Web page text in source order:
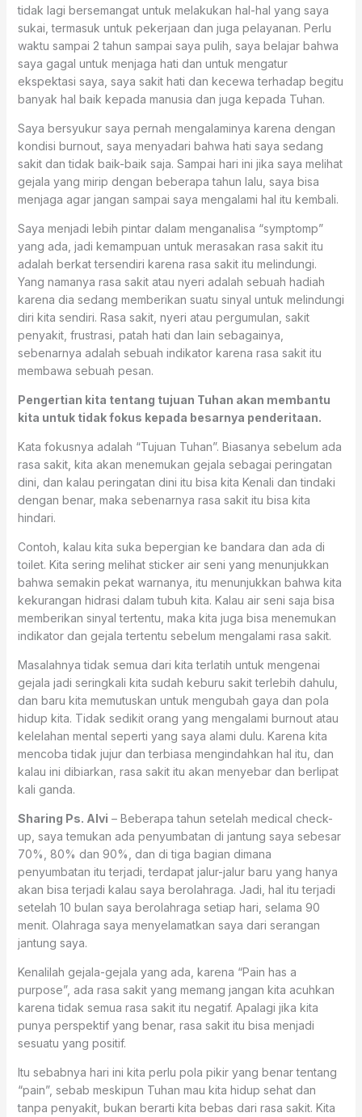
tidak lagi bersemangat untuk melakukan hal-hal yang saya
sukai, termasuk untuk pekerjaan dan juga pelayanan. Perlu
waktu sampai 2 tahun sampai saya pulih, saya belajar bahwa
saya gagal untuk menjaga hati dan untuk mengatur
ekspektasi saya, saya sakit hati dan kecewa terhadap begitu
banyak hal baik kepada manusia dan juga kepada Tuhan.
Saya bersyukur saya pernah mengalaminya karena dengan
kondisi burnout, saya menyadari bahwa hati saya sedang
sakit dan tidak baik-baik saja. Sampai hari ini jika saya melihat
gejala yang mirip dengan beberapa tahun lalu, saya bisa
menjaga agar jangan sampai saya mengalami hal itu kembali.
Saya menjadi lebih pintar dalam menganalisa “symptomp”
yang ada, jadi kemampuan untuk merasakan rasa sakit itu
adalah berkat tersendiri karena rasa sakit itu melindungi.
Yang namanya rasa sakit atau nyeri adalah sebuah hadiah
karena dia sedang memberikan suatu sinyal untuk melindungi
diri kita sendiri. Rasa sakit, nyeri atau pergumulan, sakit
penyakit, frustrasi, patah hati dan lain sebagainya,
sebenarnya adalah sebuah indikator karena rasa sakit itu
membawa sebuah pesan.
Pengertian kita tentang tujuan Tuhan akan membantu
kita untuk tidak fokus kepada besarnya penderitaan.
Kata fokusnya adalah “Tujuan Tuhan”. Biasanya sebelum ada
rasa sakit, kita akan menemukan gejala sebagai peringatan
dini, dan kalau peringatan dini itu bisa kita Kenali dan tindaki
dengan benar, maka sebenarnya rasa sakit itu bisa kita
hindari.
Contoh, kalau kita suka bepergian ke bandara dan ada di
toilet. Kita sering melihat sticker air seni yang menunjukkan
bahwa semakin pekat warnanya, itu menunjukkan bahwa kita
kekurangan hidrasi dalam tubuh kita. Kalau air seni saja bisa
memberikan sinyal tertentu, maka kita juga bisa menemukan
indikator dan gejala tertentu sebelum mengalami rasa sakit.
Masalahnya tidak semua dari kita terlatih untuk mengenai
gejala jadi seringkali kita sudah keburu sakit terlebih dahulu,
dan baru kita memutuskan untuk mengubah gaya dan pola
hidup kita. Tidak sedikit orang yang mengalami burnout atau
kelelahan mental seperti yang saya alami dulu. Karena kita
mencoba tidak jujur dan terbiasa mengindahkan hal itu, dan
kalau ini dibiarkan, rasa sakit itu akan menyebar dan berlipat
kali ganda.
Sharing Ps. Alvi – Beberapa tahun setelah medical check-
up, saya temukan ada penyumbatan di jantung saya sebesar
70%, 80% dan 90%, dan di tiga bagian dimana
penyumbatan itu terjadi, terdapat jalur-jalur baru yang hanya
akan bisa terjadi kalau saya berolahraga. Jadi, hal itu terjadi
setelah 10 bulan saya berolahraga setiap hari, selama 90
menit. Olahraga saya menyelamatkan saya dari serangan
jantung saya.
Kenalilah gejala-gejala yang ada, karena “Pain has a
purpose”, ada rasa sakit yang memang jangan kita acuhkan
karena tidak semua rasa sakit itu negatif. Apalagi jika kita
punya perspektif yang benar, rasa sakit itu bisa menjadi
sesuatu yang positif.
Itu sebabnya hari ini kita perlu pola pikir yang benar tentang
“pain”, sebab meskipun Tuhan mau kita hidup sehat dan
tanpa penyakit, bukan berarti kita bebas dari rasa sakit. Kita